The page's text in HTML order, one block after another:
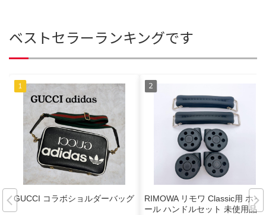
ベストセラーランキングです
GUCCI コラボショルダーバッグ
RIMOWA リモワ Classic用 ホイ
ール ハンドルセット 未使用品